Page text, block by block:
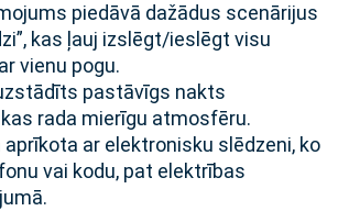
piedāvā dažādus scenārijus
kas ļauj izslēgt/ieslēgt visu
vienu pogu.
pastāvīgs nakts
rada mierīgu atmosfēru.
aprīkota ar elektronisku slēdzeni, ko
vai kodu, pat elektrības